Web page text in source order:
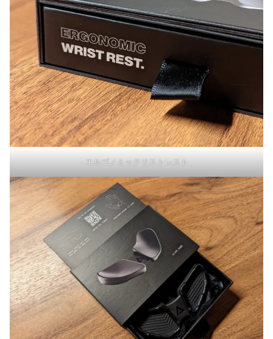
エルゴノミックリストレスト